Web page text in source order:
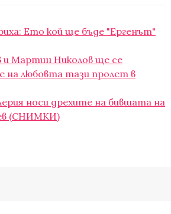
Ето кой ще бъде "Ергенът"
и Мартин Николов ще се
на любовта тази пролет в
носи дрехите на бившата на
(СНИМКИ)